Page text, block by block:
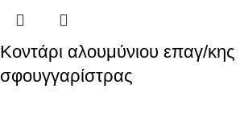
Κοντάρι αλουμύνιου επαγ/κης
σφουγγαρίστρας